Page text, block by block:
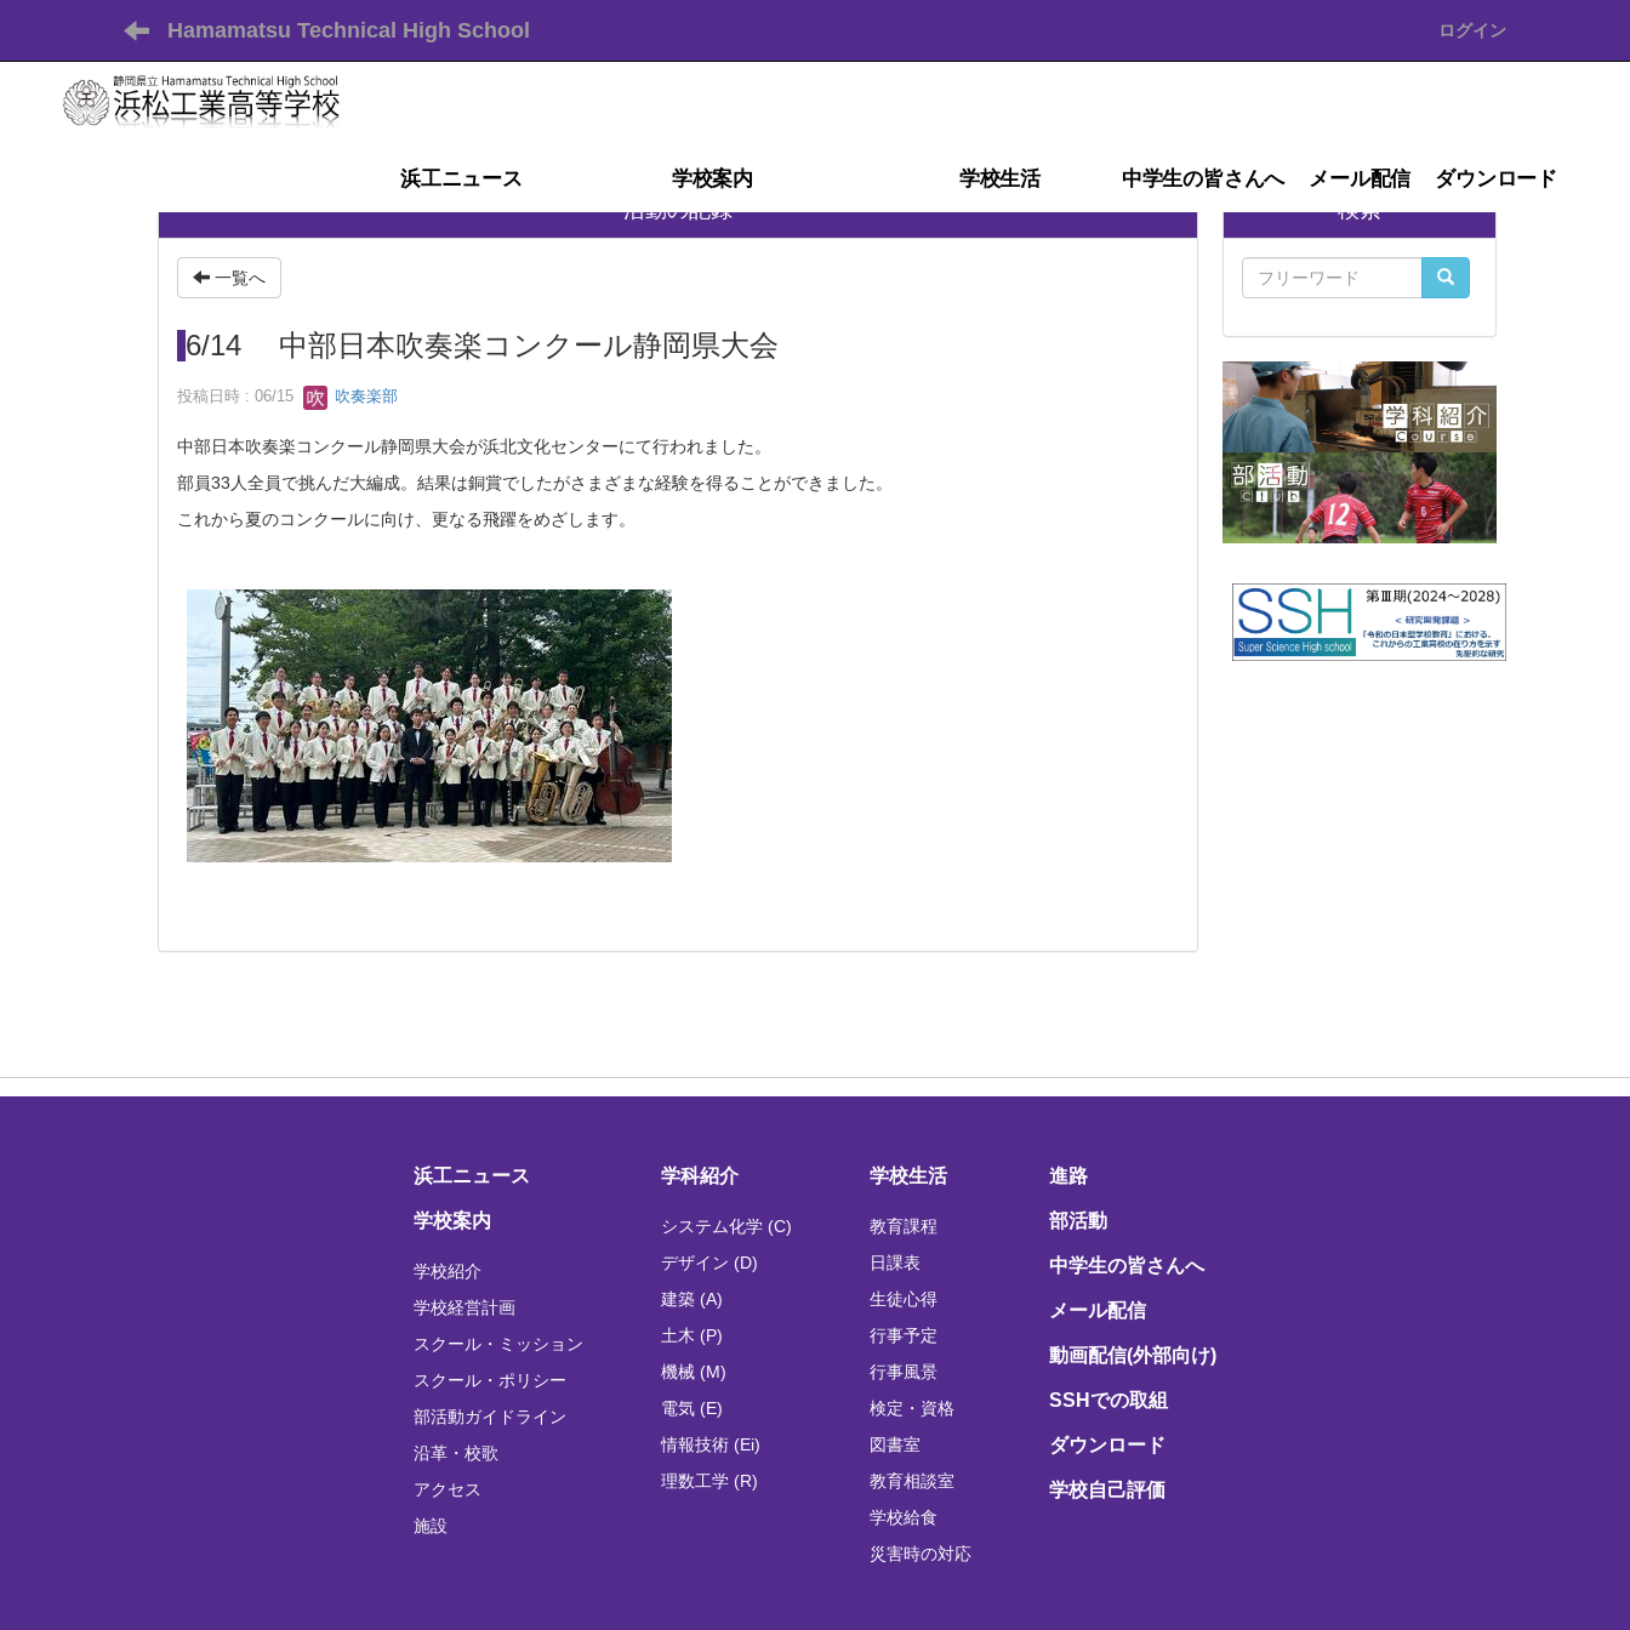
Hamamatsu Technical High School ログイン
浜工ニュース 学校案内
学校紹介
学校経営計画(学校自己評価)
スクール・ミッション
スクール・ポリシー
部活動ガイドライン
沿革・校歌
アクセス
施設
学校生活 中学生の皆さんへ メール配信 ダウンロード
活動の記録
一覧へ
6/14 中部日本吹奏楽コンクール静岡県大会
投稿日時 : 06/15 吹奏楽部
中部日本吹奏楽コンクール静岡県大会が浜北文化センターにて行われました。
部員33人全員で挑んだ大編成。結果は銅賞でしたがさまざまな経験を得ることができました。
これから夏のコンクールに向け、更なる飛躍をめざします。
検索
浜工ニュース
学校案内
学校紹介
学校経営計画
スクール・ミッション
スクール・ポリシー
部活動ガイドライン
沿革・校歌
アクセス
施設
学科紹介
システム化学 (C)
デザイン (D)
建築 (A)
土木 (P)
機械 (M)
電気 (E)
情報技術 (Ei)
理数工学 (R)
学校生活
教育課程
日課表
生徒心得
行事予定
行事風景
検定・資格
図書室
教育相談室
学校給食
災害時の対応
進路
部活動
中学生の皆さんへ
メール配信
動画配信(外部向け)
SSHでの取組
ダウンロード
学校自己評価